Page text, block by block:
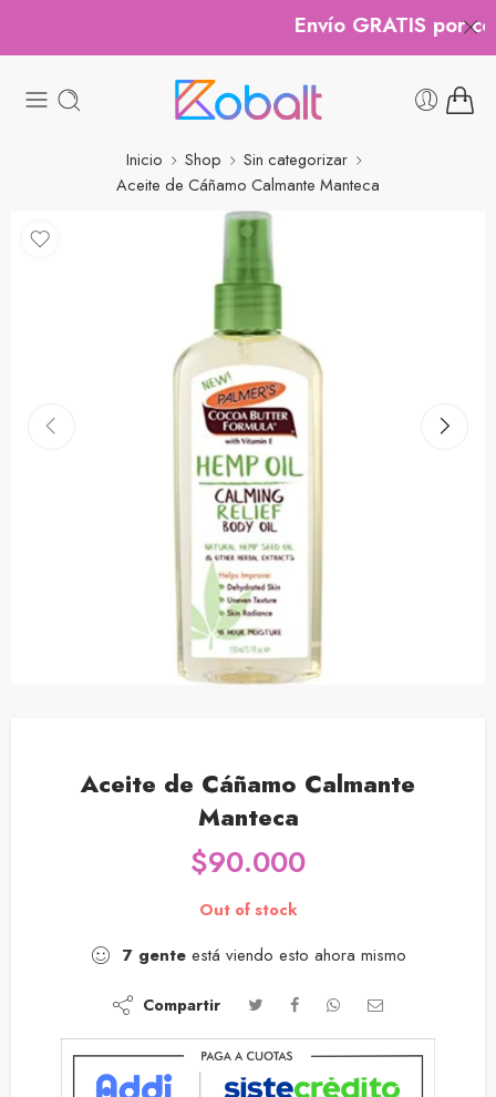
Envío GRATIS por
Inicio Shop
Sin categorizar
Aceite de Cáñamo Calmante Manteca
Aceite de Cáñamo Calmante
Manteca
$90.000
Out of stock
7 gente está viendo esto ahora mismo
Compartir